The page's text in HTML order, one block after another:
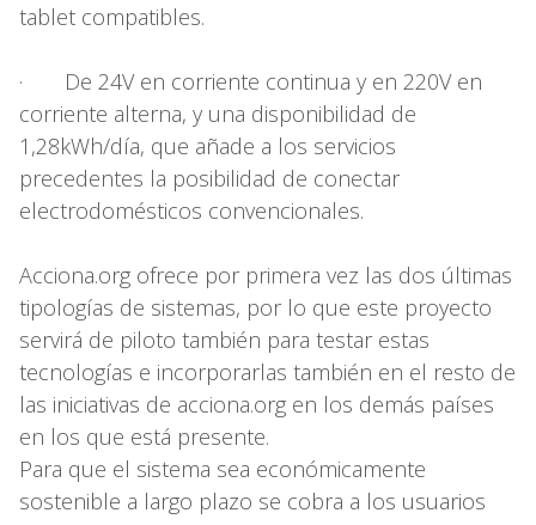
tablet compatibles.
· De 24V en corriente continua y en 220V en
corriente alterna, y una disponibilidad de
1,28kWh/día, que añade a los servicios
precedentes la posibilidad de conectar
electrodomésticos convencionales.
Acciona.org ofrece por primera vez las dos últimas
tipologías de sistemas, por lo que este proyecto
servirá de piloto también para testar estas
tecnologías e incorporarlas también en el resto de
las iniciativas de acciona.org en los demás países
en los que está presente.
Para que el sistema sea económicamente
sostenible a largo plazo se cobra a los usuarios